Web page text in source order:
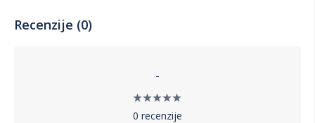
Recenzije (0)
-
0 recenzije